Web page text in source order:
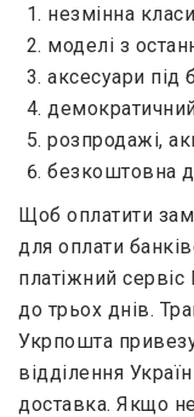
незмінна
моделі з
аксесуари під
демократичний
розпродажі,
безкоштовна
Щоб оплатити
для оплати
платіжний
до трьох днів.
Укрпошта
відділення
доставка. Якщо